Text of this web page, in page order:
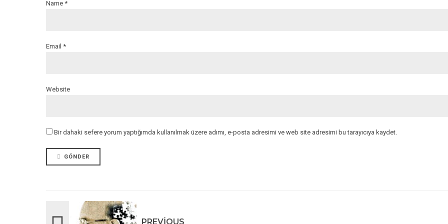
Name *
Email *
Website
Bir dahaki sefere yorum yaptığımda kullanılmak üzere adımı, e-posta adresimi ve web site adresimi bu tarayıcıya kaydet.
GÖNDER
PREVIOUS